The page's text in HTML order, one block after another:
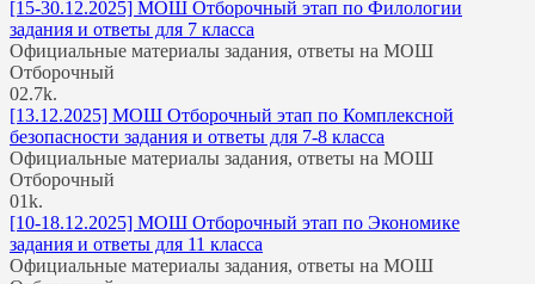
[15-30.12.2025] МОШ Отборочный этап по Филологии
задания и ответы для 7 класса
Официальные материалы задания, ответы на МОШ
Отборочный
02.7k.
[13.12.2025] МОШ Отборочный этап по Комплексной
безопасности задания и ответы для 7-8 класса
Официальные материалы задания, ответы на МОШ
Отборочный
01k.
[10-18.12.2025] МОШ Отборочный этап по Экономике
задания и ответы для 11 класса
Официальные материалы задания, ответы на МОШ